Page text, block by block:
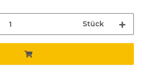
Stück